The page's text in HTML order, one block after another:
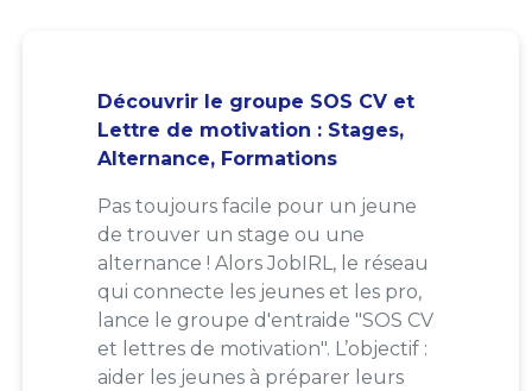
Découvrir le groupe SOS CV et
Lettre de motivation : Stages,
Alternance, Formations
Pas toujours facile pour un jeune
de trouver un stage ou une
alternance ! Alors JobIRL, le réseau
qui connecte les jeunes et les pro,
lance le groupe d'entraide "SOS CV
et lettres de motivation". L’objectif :
aider les jeunes à préparer leurs